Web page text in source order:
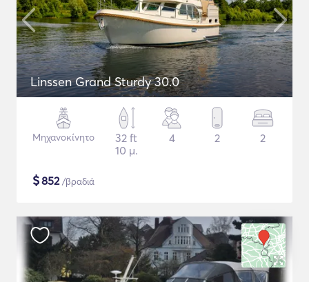
Linssen Grand Sturdy 30.0
Μηχανοκίνητο
32 ft
10 μ.
4 2 2
$852/βραδιά